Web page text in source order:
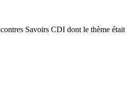
Savoirs CDI dont le thème